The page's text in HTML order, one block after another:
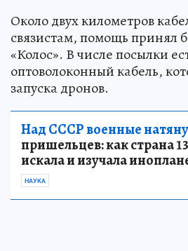
Около двух километров
связистам, помощь принял
«Колос». В числе посылки
оптоволоконный кабель,
запуска дронов.
Над СССР военные
пришельцев: как страна
искала и изучала
НАУКА